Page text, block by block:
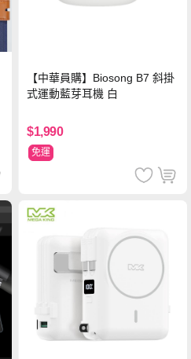
【中華員購】Biosong B7 斜掛
式運動藍芽耳機 白
$1,990
免運